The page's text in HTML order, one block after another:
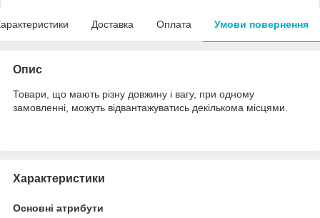
Доставка Оплата Умови повернення
Опис
Товари, що мають різну довжину і вагу, при одному
замовленні, можуть відвантажуватись декількома місцями.
Характеристики
Основні атрибути